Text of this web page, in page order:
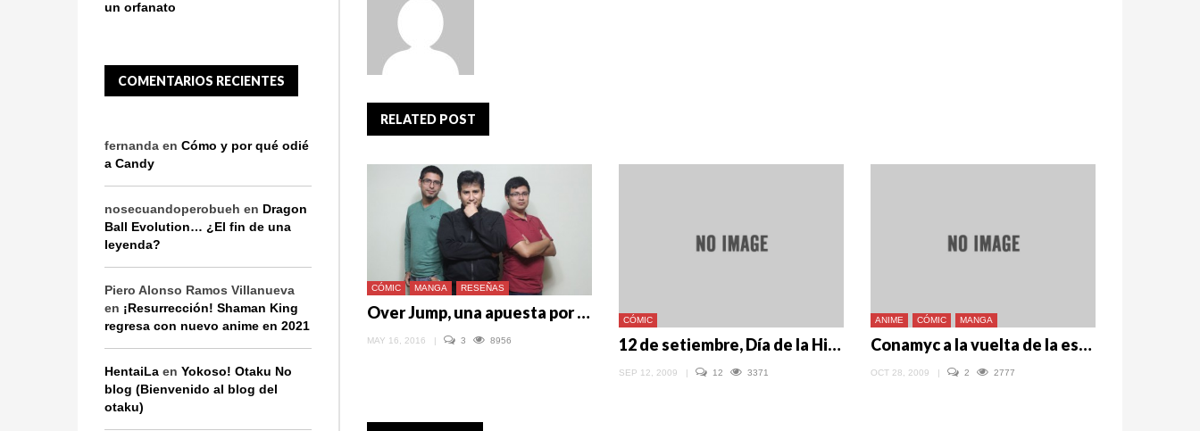
RELATED POST
CÓMIC MANGA RESEÑAS
Over Jump, una apuesta por el ‘manga’ hecho en el Perú
MAY 16, 2016 | 3 8956
CÓMIC
12 de setiembre, Día de la Historieta Peruana, a celebrarlo con pisco
SEP 12, 2009 | 12 3371
ANIME CÓMIC MANGA
Conamyc a la vuelta de la esquina
OCT 28, 2009 | 2 2777
un orfanato
COMENTARIOS RECIENTES
fernanda en Cómo y por qué odié
a Candy
nosecuandoperobueh en Dragon
Ball Evolution… ¿El fin de una
leyenda?
Piero Alonso Ramos Villanueva
en ¡Resurrección! Shaman King
regresa con nuevo anime en 2021
HentaiLa en Yokoso! Otaku No
blog (Bienvenido al blog del
otaku)